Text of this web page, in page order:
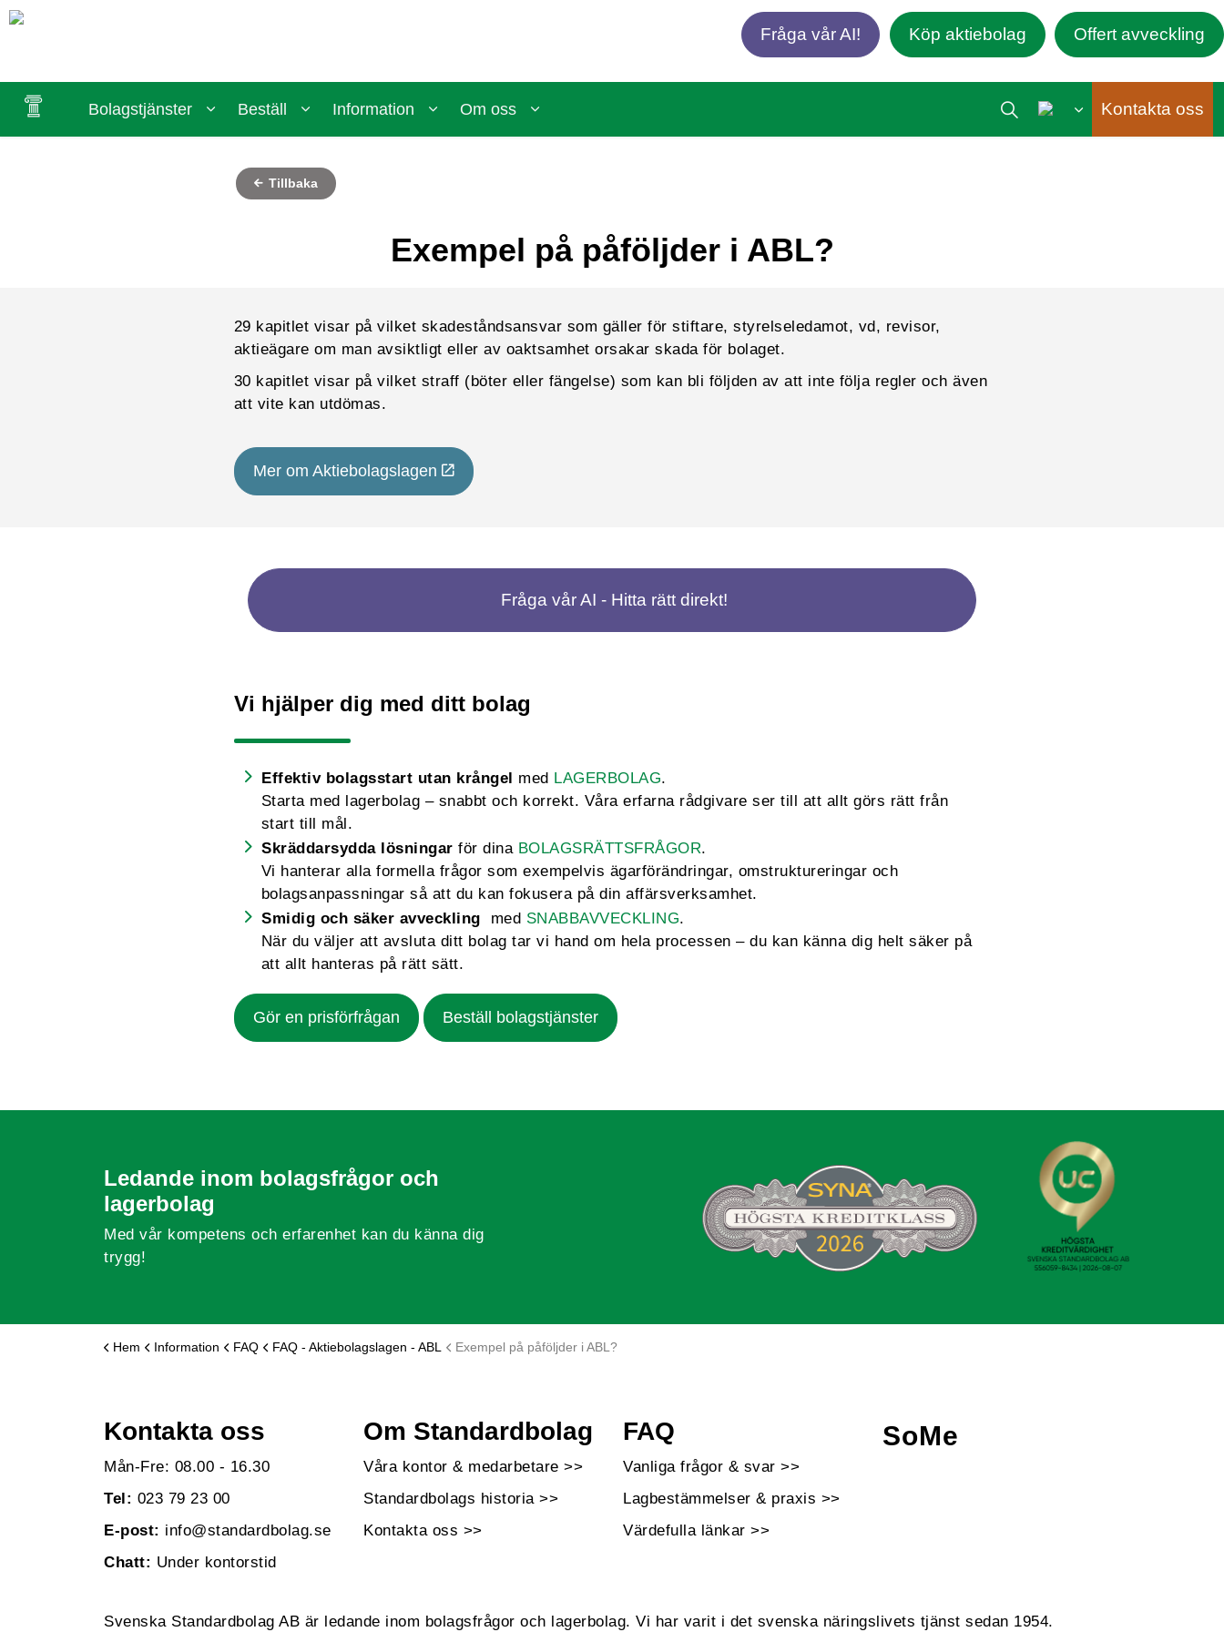
Bolagstjänster Beställ Information Om oss Kontakta oss
Fråga vår AI! Köp aktiebolag Offert avveckling
Tillbaka
Exempel på påföljder i ABL?
29 kapitlet visar på vilket skadeståndsansvar som gäller för stiftare, styrelseledamot, vd, revisor,
aktieägare om man avsiktligt eller av oaktsamhet orsakar skada för bolaget.
30 kapitlet visar på vilket straff (böter eller fängelse) som kan bli följden av att inte följa regler och även
att vite kan utdömas.
Mer om Aktiebolagslagen
Fråga vår AI - Hitta rätt direkt!
Vi hjälper dig med ditt bolag
Effektiv bolagsstart utan krångel med LAGERBOLAG.
Starta med lagerbolag – snabbt och korrekt. Våra erfarna rådgivare ser till att allt görs rätt från
start till mål.
Skräddarsydda lösningar för dina BOLAGSRÄTTSFRÅGOR.
Vi hanterar alla formella frågor som exempelvis ägarförändringar, omstruktureringar och
bolagsanpassningar så att du kan fokusera på din affärsverksamhet.
Smidig och säker avveckling med SNABBAVVECKLING.
När du väljer att avsluta ditt bolag tar vi hand om hela processen – du kan känna dig helt säker på
att allt hanteras på rätt sätt.
Gör en prisförfrågan Beställ bolagstjänster
Ledande inom bolagsfrågor och
lagerbolag
Med vår kompetens och erfarenhet kan du känna dig
trygg!
Hem Information FAQ FAQ - Aktiebolagslagen - ABL Exempel på påföljder i ABL?
Kontakta oss
Mån-Fre: 08.00 - 16.30
Tel: 023 79 23 00
E-post: info@standardbolag.se
Chatt: Under kontorstid
Om Standardbolag
Våra kontor & medarbetare >>
Standardbolags historia >>
Kontakta oss >>
FAQ
Vanliga frågor & svar >>
Lagbestämmelser & praxis >>
Värdefulla länkar >>
SoMe
Svenska Standardbolag AB är ledande inom bolagsfrågor och lagerbolag. Vi har varit i det svenska näringslivets tjänst sedan 1954.